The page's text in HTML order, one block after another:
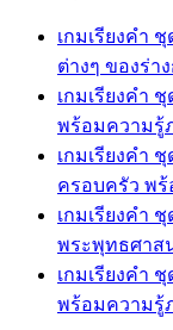
เกมเรียงคำ
ต่างๆ ของร่า
เกมเรียงคำ
พร้อมความรู้
เกมเรียงคำ
ครอบครัว พ
เกมเรียงคำ
พระพุทธศาส
เกมเรียงคำ
พร้อมความรู้